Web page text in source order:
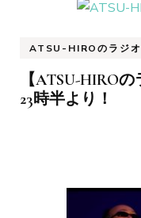
ATSU-HIROのラジ
【ATSU-HIRO
23時半より！